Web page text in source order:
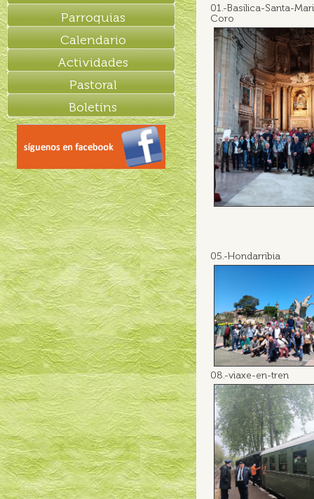
Parroquias
Calendario
Actividades
Pastoral
Boletíns
01.-Basilica-Santa-
Coro
05.-Hondarribia
08.-viaxe-en-tren